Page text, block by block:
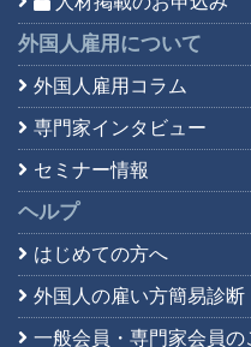
外国人雇用について
外国人雇用コラム
専門家インタビュー
セミナー情報
ヘルプ
はじめての方へ
外国人の雇い方簡易診断
一般会員・専門家会員の